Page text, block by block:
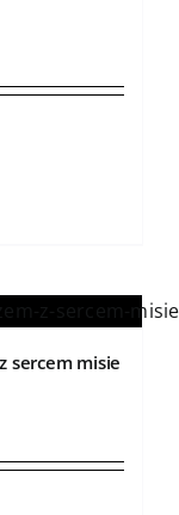
sercem misie